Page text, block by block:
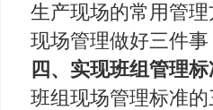
生产现场的常用管
现场管理做好三件事
四、实现班组管理
班组现场管理标准的